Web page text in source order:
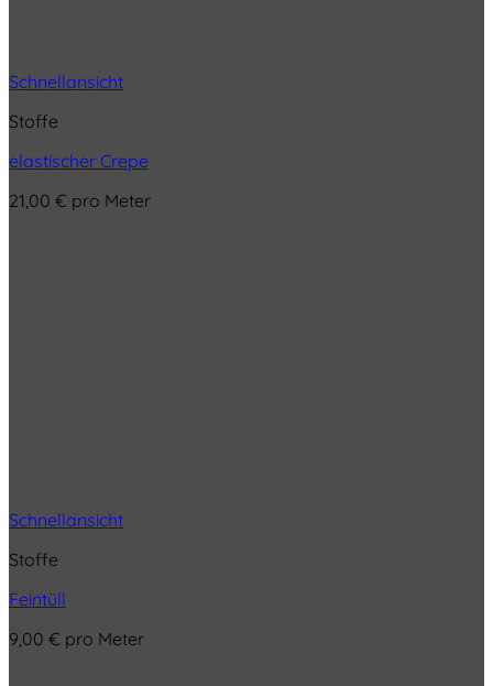
Schnellansicht
Stoffe
elastischer Crepe
21,00 € pro Meter
Schnellansicht
Stoffe
Feintüll
9,00 € pro Meter